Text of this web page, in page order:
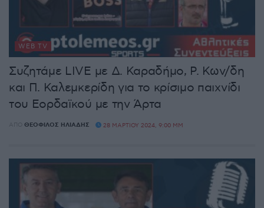
WEB TV
Συζητάμε LIVE με Δ. Καραδήμο, Ρ. Κων/δη
και Π. Καλεμκερίδη για το κρίσιμο παιχνίδι
του Εορδαϊκού με την Άρτα
ΑΠΌ ΘΕΌΦΙΛΟΣ ΗΛΙΆΔΗΣ 28 ΜΑΡΤΊΟΥ 2024, 9:00 ΜΜ